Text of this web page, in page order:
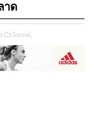
าด
Social,